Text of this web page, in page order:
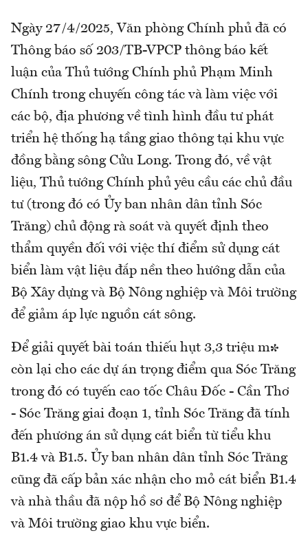
Ngày 27/4/2025, Văn phòng Chính phủ đã có
Thông báo số 203/TB-VPCP thông báo kết
luận của Thủ tướng Chính phủ Phạm Minh
Chính trong chuyến công tác và làm việc với
các bộ, địa phương về tình hình đầu tư phát
triển hệ thống hạ tầng giao thông tại khu vực
đồng bằng sông Cửu Long. Trong đó, về vật
liệu, Thủ tướng Chính phủ yêu cầu các chủ đầu
tư (trong đó có Ủy ban nhân dân tỉnh Sóc
Trăng) chủ động rà soát và quyết định theo
thẩm quyền đối với việc thí điểm sử dụng cát
biển làm vật liệu đắp nền theo hướng dẫn của
Bộ Xây dựng và Bộ Nông nghiệp và Môi trường
để giảm áp lực nguồn cát sông.
Để giải quyết bài toán thiếu hụt 3,3 triệu m³
còn lại cho các dự án trọng điểm qua Sóc Trăng
trong đó có tuyến cao tốc Châu Đốc - Cần Thơ
- Sóc Trăng giai đoạn 1, tỉnh Sóc Trăng đã tính
đến phương án sử dụng cát biển từ tiểu khu
B1.4 và B1.5. Ủy ban nhân dân tỉnh Sóc Trăng
cũng đã cấp bản xác nhận cho mỏ cát biển B1.4
và nhà thầu đã nộp hồ sơ để Bộ Nông nghiệp
và Môi trường giao khu vực biển.